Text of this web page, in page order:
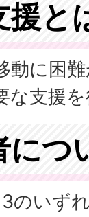
援と
動に困
な支援を
につ
のいず